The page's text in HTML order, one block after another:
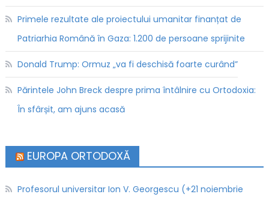
Primele rezultate ale proiectului umanitar finanțat de
Patriarhia Română în Gaza: 1.200 de persoane sprijinite
Donald Trump: Ormuz „va fi deschisă foarte curând”
Părintele John Breck despre prima întâlnire cu Ortodoxia:
În sfârșit, am ajuns acasă
EUROPA ORTODOXĂ
Profesorul universitar Ion V. Georgescu (+21 noiembrie